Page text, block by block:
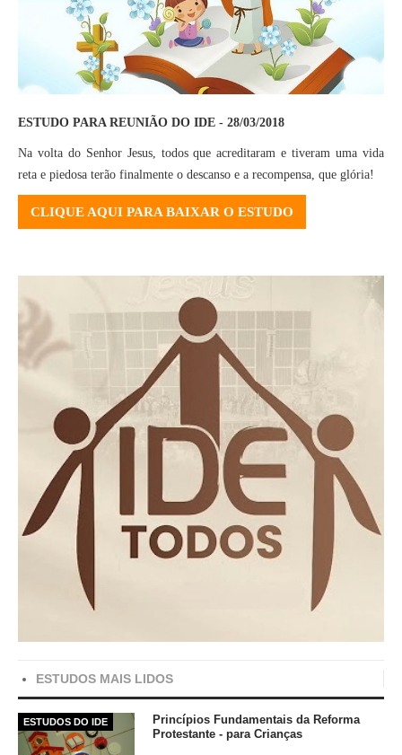
ESTUDO PARA REUNIÃO DO IDE - 28/03/2018
Na volta do Senhor Jesus, todos que acreditaram e tiveram uma vida
reta e piedosa terão finalmente o descanso e a recompensa, que glória!
CLIQUE AQUI PARA BAIXAR O ESTUDO
ESTUDOS MAIS LIDOS
ESTUDOS DO IDE
Princípios Fundamentais da Reforma
Protestante - para Crianças